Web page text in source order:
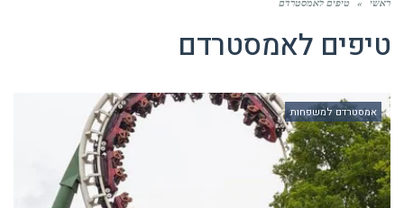
ראשי » טיפים לאמסטרדם
טיפים לאמסטרדם
אמסטרדם למשפחות